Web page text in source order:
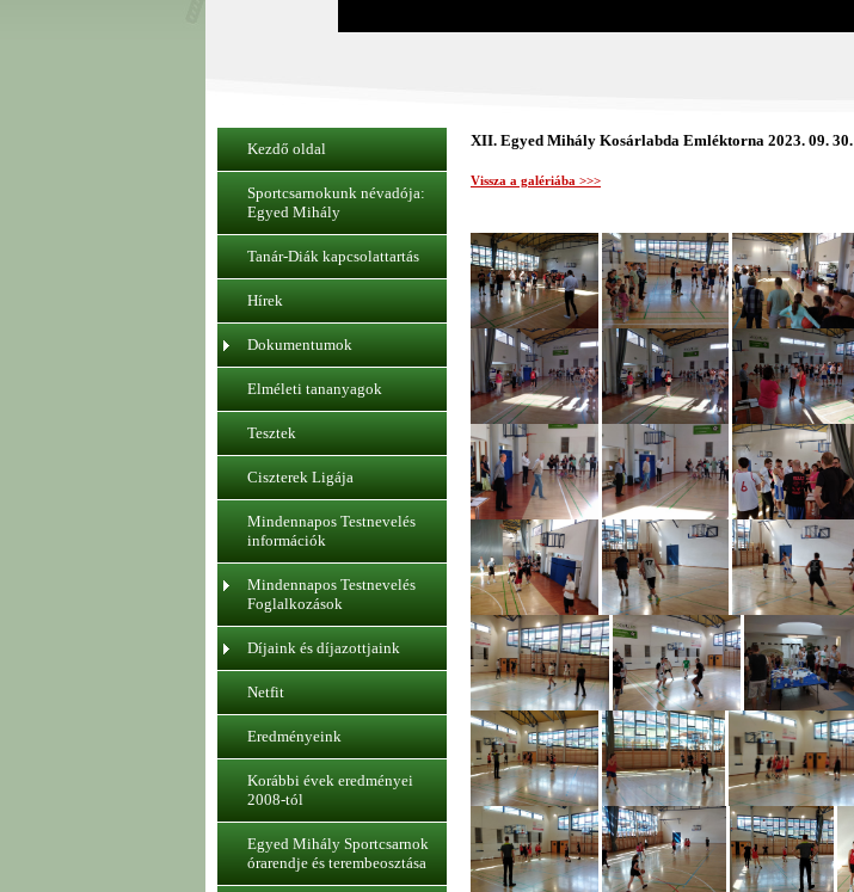
Kezdő oldal
Sportcsarnokunk névadója:
Egyed Mihály
Tanár-Diák kapcsolattartás
Hírek
Dokumentumok
Elméleti tananyagok
Tesztek
Ciszterek Ligája
Mindennapos Testnevelés
információk
Mindennapos Testnevelés
Foglalkozások
Díjaink és díjazottjaink
Netfit
Eredményeink
Korábbi évek eredményei
2008-tól
Egyed Mihály Sportcsarnok
órarendje és terembeosztása
XII. Egyed Mihály Kosárlabda Emléktorna 2023. 09. 30.
Vissza a galériába >>>